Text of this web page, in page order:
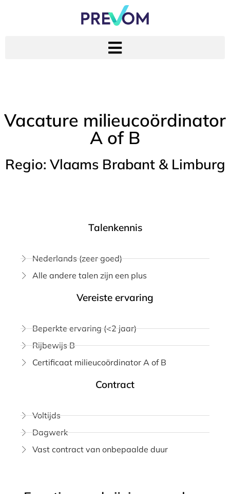
Vacature milieucoördinator
A of B
Regio: Vlaams Brabant & Limburg
Talenkennis
Nederlands (zeer goed)
Alle andere talen zijn een plus
Vereiste ervaring
Beperkte ervaring (<2 jaar)
Rijbewijs B
Certificaat milieucoördinator A of B
Contract
Voltijds
Dagwerk
Vast contract van onbepaalde duur